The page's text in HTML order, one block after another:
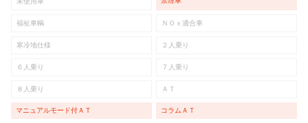
福祉車輌 ＮＯｘ適合車
寒冷地仕様 ２人乗り
６人乗り ７人乗り
８人乗り ＡＴ
マニュアルモード付ＡＴ コラムＡＴ